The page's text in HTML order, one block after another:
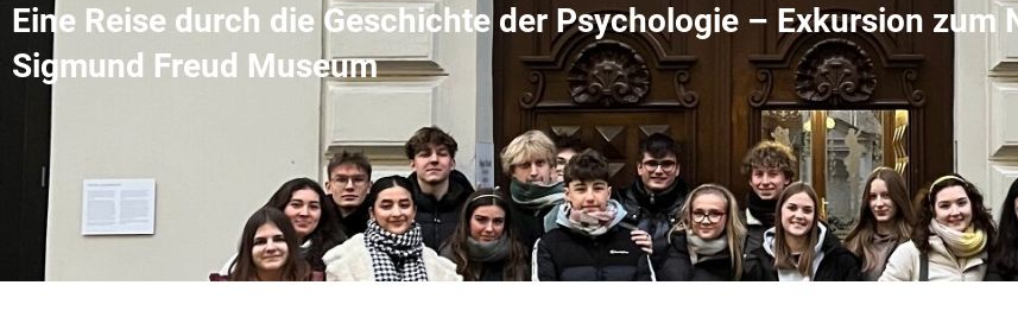
Eine Reise durch die Geschichte der Psychologie – Exkursion zum
Sigmund Freud Museum